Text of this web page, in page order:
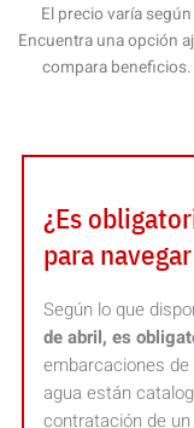
El precio varía
Encuentra una opción
compara
¿Es
para
Según lo que
de abril, es
embarcaciones
agua están
contratación de